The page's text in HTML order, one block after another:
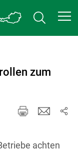
zum
achten